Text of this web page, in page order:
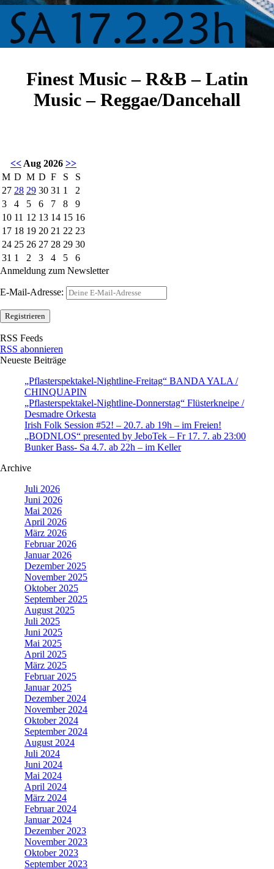
Finest Music – R&B – Latin
Music – Reggae/Dancehall
<< Aug 2026 >>
M D M D F S
S
27 28 29 30 31 1
2
3
4 5 6 7 8
9
10 11 12 13 14 15 16
17 18 19 20 21 22 23
24 25 26 27 28 29 30
31 1 2 3 4 5
6
Anmeldung zum Newsletter
E-Mail-Adresse:
RSS Feeds
RSS abonnieren
Neueste Beiträge
„Pflasterspektakel-Nightline-Freitag“ BANDA YALA /
CHINQUAPIN
„Pflasterspektakel-Nightline-Donnerstag“ Flüsterkneipe /
Desmadre Orkesta
Irish Folk Session #52! – 20.7. ab 19h – im Freien!
„BODNLOS“ presented by JeboTek – Fr 17. 7. ab 23:00
Bunker Bass- Sa 4.7. ab 22h – im Keller
Archive
Juli 2026
Juni 2026
Mai 2026
April 2026
März 2026
Februar 2026
Januar 2026
Dezember 2025
November 2025
Oktober 2025
September 2025
August 2025
Juli 2025
Juni 2025
Mai 2025
April 2025
März 2025
Februar 2025
Januar 2025
Dezember 2024
November 2024
Oktober 2024
September 2024
August 2024
Juli 2024
Juni 2024
Mai 2024
April 2024
März 2024
Februar 2024
Januar 2024
Dezember 2023
November 2023
Oktober 2023
September 2023